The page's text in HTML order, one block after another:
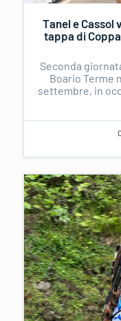
Tanel e Cassol
tappa di
Seconda
Boario Terme
settembre, in